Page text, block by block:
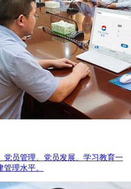
党员管理、党员发展、学习教育一
理水平。